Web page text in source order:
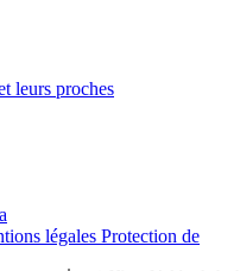
leurs proches
légales Protection de